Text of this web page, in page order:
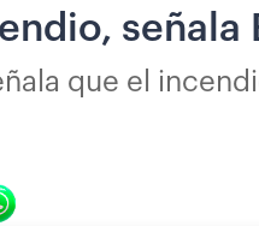
señala
que el